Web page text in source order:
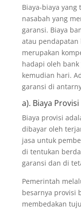
Biaya-biaya
nasabah yang
garansi. Biaya
atau pendapatan
merupakan
hadapi oleh
kemudian hari.
garansi di
a). Biaya
Biaya provisi
dibayar oleh
jasa untuk
di tentukan
garansi dan di
Pemerintah
besarnya provisi
membedakan